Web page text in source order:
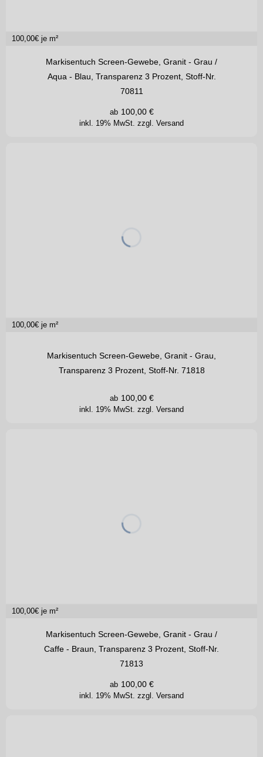
100,00€ je m²
Markisentuch Screen-Gewebe, Granit - Grau /
Aqua - Blau, Transparenz 3 Prozent, Stoff-Nr.
70811
inkl. 19% MwSt. zzgl. Versand
ab 100,00€
100,00€ je m²
Markisentuch Screen-Gewebe, Granit - Grau,
Transparenz 3 Prozent, Stoff-Nr. 71818
inkl. 19% MwSt. zzgl. Versand
ab 100,00€
100,00€ je m²
Markisentuch Screen-Gewebe, Granit - Grau /
Caffe - Braun, Transparenz 3 Prozent, Stoff-Nr.
71813
inkl. 19% MwSt. zzgl. Versand
ab 100,00€